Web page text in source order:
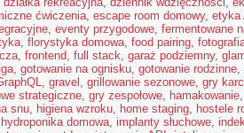
ćwiczenia, escape room domowy, etyka
, eventy przygodowe, fermentowane
, florystyka domowa, food pairing,
, frontend, full stack, garaż podziemny,
, gotowanie na ognisku, gotowanie rodzinne,
, gravel , grillowanie sezonowe, gry
strategiczne, gry zespołowe, hamakowanie
snu, higiena wzroku, home staging, hostele
hydroponika domowa, implanty słuchowe,